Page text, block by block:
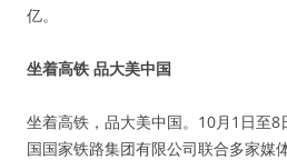
亿。
坐着高铁 品大美中国
坐着高铁，品大美中国。10月1日至8
国国家铁路集团有限公司联合多家媒